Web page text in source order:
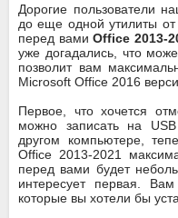
Дорогие пользователи
до еще одной утилиты
перед вамиOffice 2013-
уже догадались, что
позволит вам
Microsoft Office 2016
Первое, что хочется
можно записать на
другом компьютере,
Office 2013-2021
перед вами будет
интересует первая.
которые вы хотели бы